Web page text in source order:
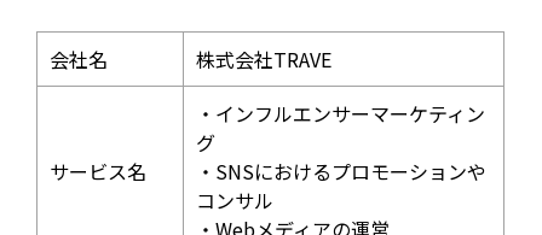
会社名 株式会社TRAVE
サービス名
・インフルエンサーマーケティン
グ
・SNSにおけるプロモーションや
コンサル
・Webメディアの運営